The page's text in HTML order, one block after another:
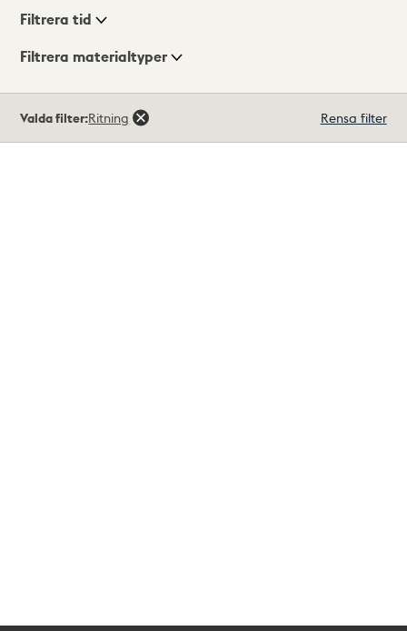
Visningsläge
Filtrera tid
Filtrera materialtyper
träffar
Valda filter:Ritning Rensa filter